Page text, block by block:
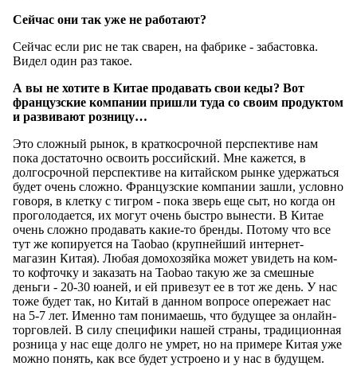
Сейчас они так уже не работают?
Сейчас если рис не так сварен, на фабрике - забастовка.
Видел один раз такое.
А вы не хотите в Китае продавать свои кеды? Вот
французские компании пришли туда со своим продуктом
и развивают розницу…
Это сложный рынок, в краткосрочной перспективе нам
пока достаточно освоить российский. Мне кажется, в
долгосрочной перспективе на китайском рынке удержаться
будет очень сложно. Французские компании зашли, условно
говоря, в клетку с тигром - пока зверь еще сыт, но когда он
проголодается, их могут очень быстро вынести. В Китае
очень сложно продавать какие-то бренды. Потому что все
тут же копируется на Taobao (крупнейший интернет-
магазин Китая). Любая домохозяйка может увидеть на ком-
то кофточку и заказать на Taоbao такую же за смешные
деньги - 20-30 юаней, и ей привезут ее в тот же день. У нас
тоже будет так, но Китай в данном вопросе опережает нас
на 5-7 лет. Именно там понимаешь, что будущее за онлайн-
торговлей. В силу специфики нашей страны, традиционная
розница у нас еще долго не умрет, но на примере Китая уже
можно понять, как все будет устроено и у нас в будущем.